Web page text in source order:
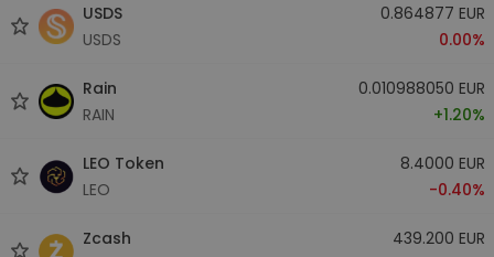
USDS
USDS
0.864877 EUR
0.00%
Rain
RAIN
0.010988050 EUR
+1.20%
LEO Token
LEO
8.4000 EUR
-0.40%
Zcash
439.200 EUR